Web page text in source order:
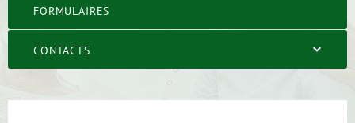
FORMULAIRES
CONTACTS